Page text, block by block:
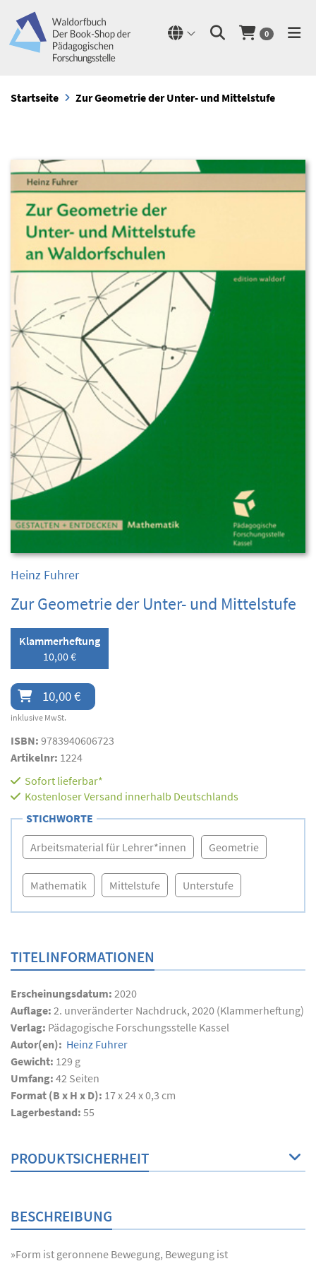
0
Startseite Zur Geometrie der Unter- und Mittelstufe
Heinz Fuhrer
Zur Geometrie der Unter- und Mittelstufe
Klammerheftung
10,00 €
10,00 €
inklusive MwSt.
ISBN: 9783940606723
Artikelnr: 1224
Sofort lieferbar*
Kostenloser Versand innerhalb Deutschlands
STICHWORTE
Arbeitsmaterial für Lehrer*innen Geometrie
Mathematik Mittelstufe Unterstufe
TITELINFORMATIONEN
Erscheinungsdatum: 2020
Auflage: 2. unveränderter Nachdruck, 2020 (Klammerheftung)
Verlag: Pädagogische Forschungsstelle Kassel
Autor(en): Heinz Fuhrer
Gewicht: 129 g
Umfang: 42 Seiten
Format (B x H x D): 17 x 24 x 0,3 cm
Lagerbestand: 55
PRODUKTSICHERHEIT
BESCHREIBUNG
»Form ist geronnene Bewegung, Bewegung ist